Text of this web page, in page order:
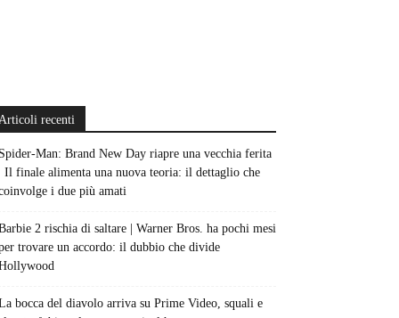
recenti
Man: Brand New Day riapre una vecchia ferita
Il finale alimenta una nuova teoria: il dettaglio che
i due più amati
2 rischia di saltare | Warner Bros. ha pochi mesi
trovare un accordo: il dubbio che divide
bocca del diavolo arriva su Prime Video, squali e